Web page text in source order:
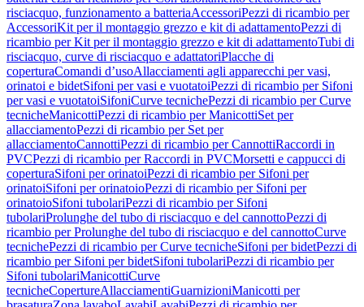
risciacquo, funzionamento a batteriaAccessoriPezzi di ricambio per
AccessoriKit per il montaggio grezzo e kit di adattamentoPezzi di
ricambio per Kit per il montaggio grezzo e kit di adattamentoTubi di
risciacquo, curve di risciacquo e adattatoriPlacche di
coperturaComandi d’usoAllacciamenti agli apparecchi per vasi,
orinatoi e bidetSifoni per vasi e vuotatoiPezzi di ricambio per Sifoni
per vasi e vuotatoiSifoniCurve tecnichePezzi di ricambio per Curve
tecnicheManicottiPezzi di ricambio per ManicottiSet per
allacciamentoPezzi di ricambio per Set per
allacciamentoCannottiPezzi di ricambio per CannottiRaccordi in
PVCPezzi di ricambio per Raccordi in PVCMorsetti e cappucci di
coperturaSifoni per orinatoiPezzi di ricambio per Sifoni per
orinatoiSifoni per orinatoioPezzi di ricambio per Sifoni per
orinatoioSifoni tubolariPezzi di ricambio per Sifoni
tubolariProlunghe del tubo di risciacquo e del cannottoPezzi di
ricambio per Prolunghe del tubo di risciacquo e del cannottoCurve
tecnichePezzi di ricambio per Curve tecnicheSifoni per bidetPezzi di
ricambio per Sifoni per bidetSifoni tubolariPezzi di ricambio per
Sifoni tubolariManicottiCurve
tecnicheCopertureAllacciamentiGuarnizioniManicotti per